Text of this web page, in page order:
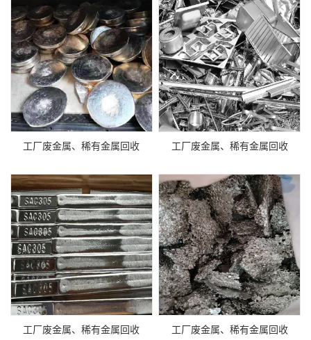
工厂废金属、稀有金属回收 工厂废金属、稀有金属回收
工厂废金属、稀有金属回收 工厂废金属、稀有金属回收